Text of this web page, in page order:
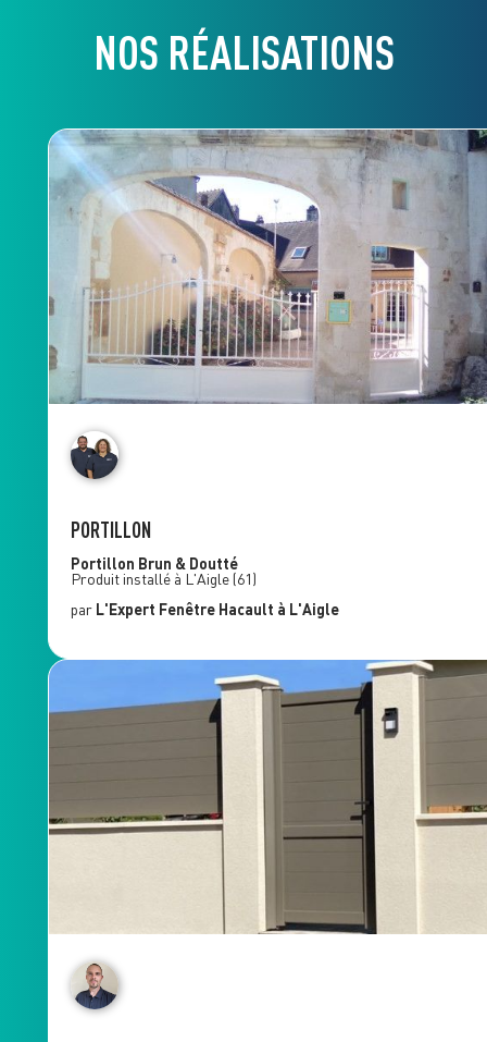
NOS RÉALISATIONS
PORTILLON
Portillon Brun & Doutté
Produit installé à L'Aigle (61)
par L'Expert Fenêtre Hacault à L'Aigle